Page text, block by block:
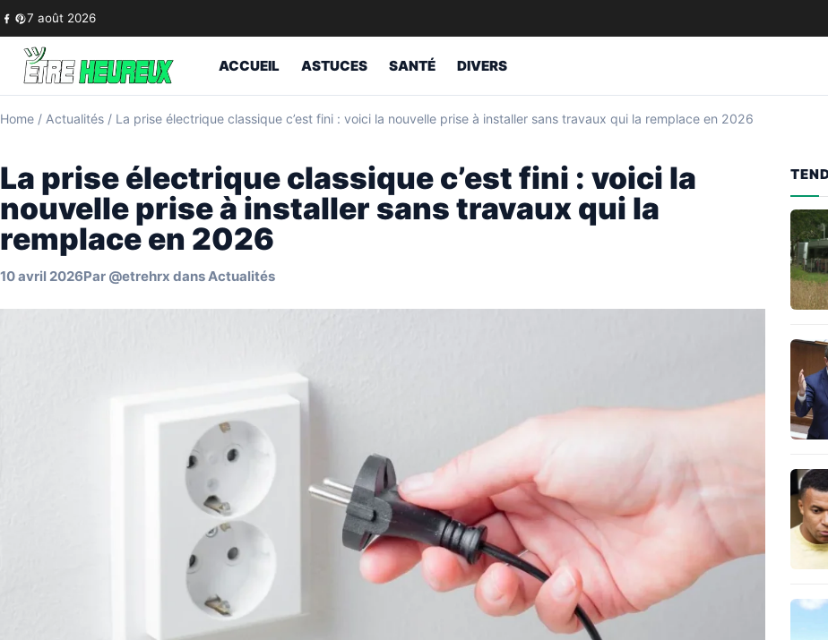
Skip to content
7 août 2026
ACCUEIL ASTUCES SANTÉ DIVERS
Home / Actualités / La prise électrique classique c’est fini : voici la nouvelle prise à installer sans travaux qui la remplace en 2026
La prise électrique classique c’est fini : voici la
nouvelle prise à installer sans travaux qui la
remplace en 2026
10 avril 2026Par @etrehrx dansActualités